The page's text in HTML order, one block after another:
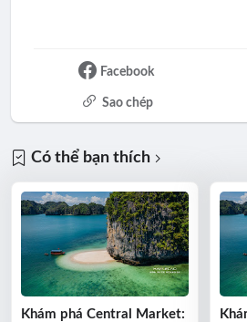
Facebook
Sao chép
Có thể bạn thích
Khám phá Central Market: